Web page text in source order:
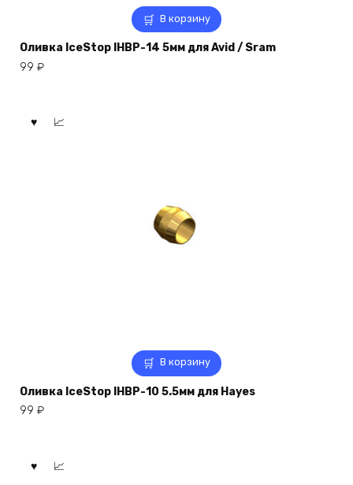
В корзину
Оливка IceStop IHBP-14 5мм для Avid / Sram
99 ₽
В корзину
Оливка IceStop IHBP-10 5.5мм для Hayes
99 ₽